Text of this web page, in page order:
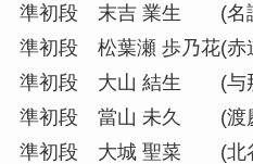
準初段 末吉 業生 (名
準初段 松葉瀬 歩乃花(赤
準初段 大山 結生 (与
準初段 當山 未久 (渡
準初段 大城 聖菜 (北